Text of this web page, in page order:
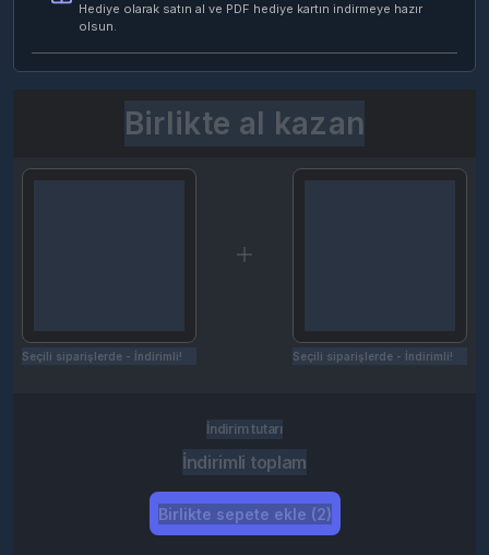
Hediye olarak satın al ve PDF hediye kartın indirmeye hazır
olsun.
Birlikte al kazan
Seçili siparişlerde - İndirimli! Seçili siparişlerde - İndirimli!
İndirim tutarı
İndirimli toplam
Birlikte sepete ekle (2)